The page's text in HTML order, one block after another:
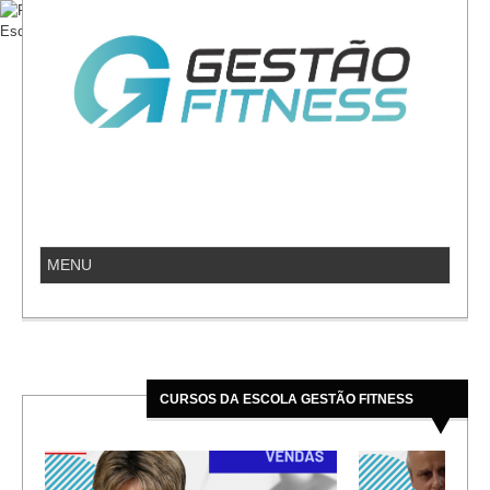
CURSOS DA ESCOLA GESTÃO FITNESS